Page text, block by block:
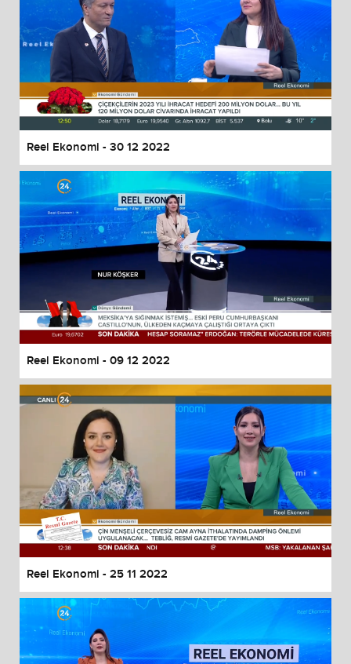
Reel Ekonomi - 30 12 2022
Reel Ekonomi - 09 12 2022
Reel Ekonomi - 25 11 2022